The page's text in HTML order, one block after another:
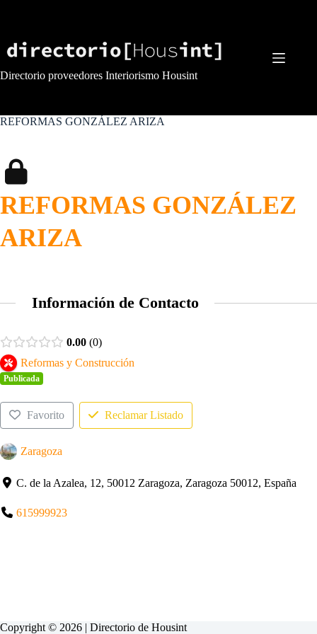
Directorio proveedores Interiorismo Housint
REFORMAS GONZÁLEZ ARIZA
REFORMAS GONZÁLEZ
ARIZA
Información de Contacto
0.00 0
Reformas y Construcción
Publicada
Favorito Reclamar Listado
Zaragoza
C. de la Azalea, 12, 50012 Zaragoza, Zaragoza 50012, España
615999923
Copyright © 2026 | Directorio de Housint